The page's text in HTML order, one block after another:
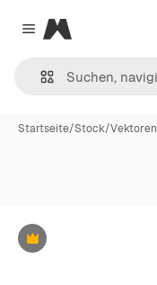
Close menu
Magnific
Startseite/Stock/Vektoren
Premium